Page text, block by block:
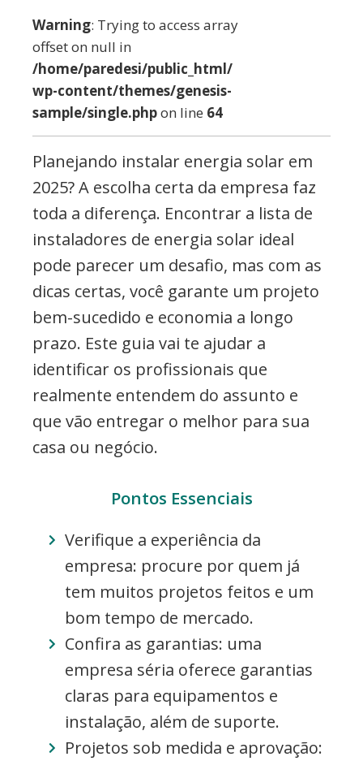
Warning: Trying to access array
offset on null in
/home/paredesi/public_html/
wp-content/themes/genesis-
sample/single.phpon line 64
Planejando instalar energia solar em
2025? A escolha certa da empresa faz
toda a diferença. Encontrar a lista de
instaladores de energia solar ideal
pode parecer um desafio, mas com as
dicas certas, você garante um projeto
bem-sucedido e economia a longo
prazo. Este guia vai te ajudar a
identificar os profissionais que
realmente entendem do assunto e
que vão entregar o melhor para sua
casa ou negócio.
Pontos Essenciais
Verifique a experiência da
empresa: procure por quem já
tem muitos projetos feitos e um
bom tempo de mercado.
Confira as garantias: uma
empresa séria oferece garantias
claras para equipamentos e
instalação, além de suporte.
Projetos sob medida e aprovação: